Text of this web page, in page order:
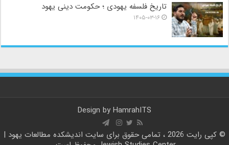
تاریخ فلسفه یهودی ؛ حکومت دینی یهود
۱۴۰۵-۰۳-۱۶
Design by HamrahITS
© کپی رایت 2026 ، تمامی حقوق برای سایت
اندیشکده مطالعات یهود |